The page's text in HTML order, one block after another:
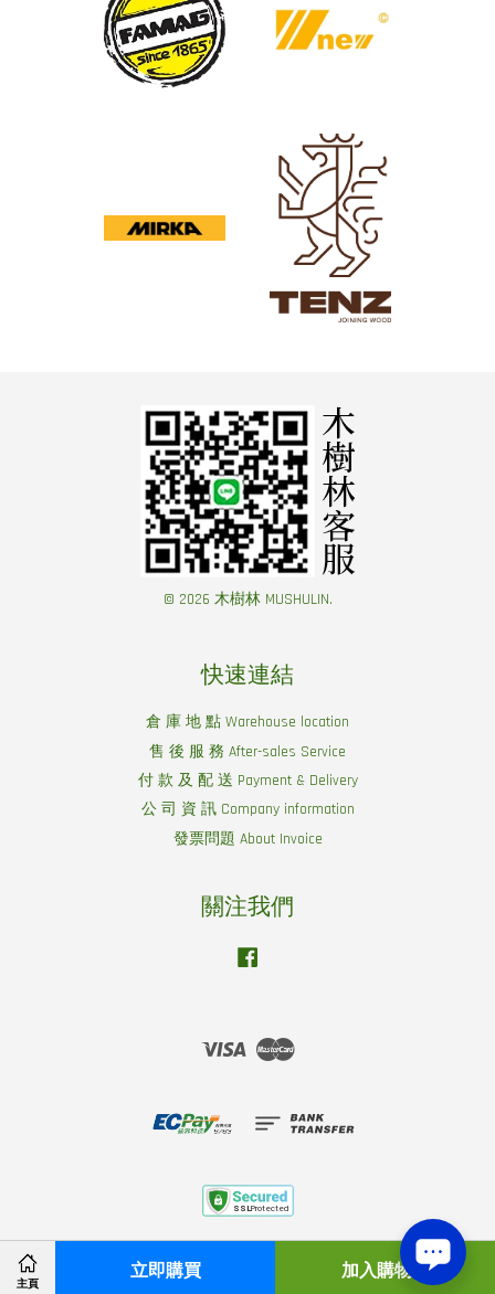
主頁
立即購買 加入購物車
© 2026 木樹林 MUSHULIN.
快速連結
倉 庫 地 點 Warehouse location
售 後 服 務 After-sales Service
付 款 及 配 送 Payment & Delivery
公 司 資 訊 Company information
發票問題 About Invoice
關注我們
Visa Master
服 務 條 款 Service Policy 隱 私 權 政 策 Privacy Policy